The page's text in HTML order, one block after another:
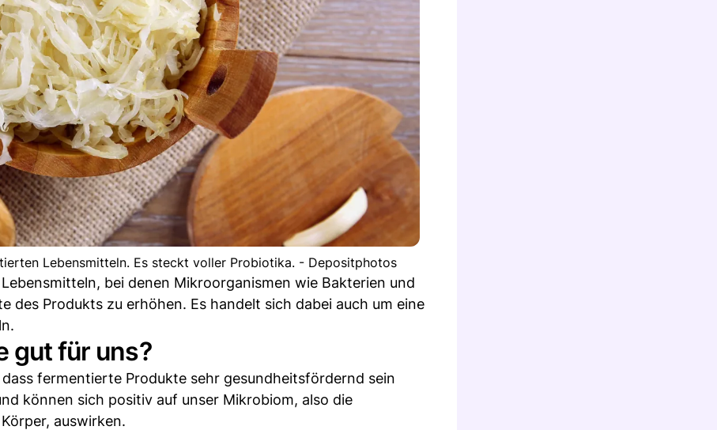
Lebensmitteln. Es steckt voller Probiotika. - Depositphotos
bei denen Mikroorganismen wie Bakterien und
Produkts zu erhöhen. Es handelt sich dabei auch um eine
gut für uns?
fermentierte Produkte sehr gesundheitsfördernd sein
können sich positiv auf unser Mikrobiom, also die
auswirken.